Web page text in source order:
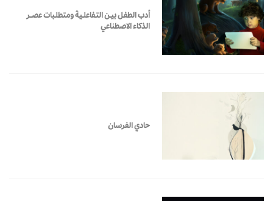
أدب الطفـل بيــن التـفاعلــيـة ومتطلـبات عصـــر
الذكاء الاصطناعي
حادي الفرسان